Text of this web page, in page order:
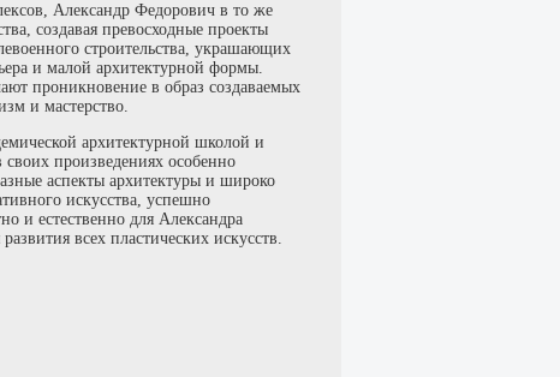
Александр Федорович в то же
создавая превосходные проекты
строительства, украшающих
и малой архитектурной формы.
проникновение в образ создаваемых
и мастерство.
архитектурной школой и
произведениях особенно
аспекты архитектуры и широко
искусства, успешно
и естественно для Александра
всех пластических искусств.